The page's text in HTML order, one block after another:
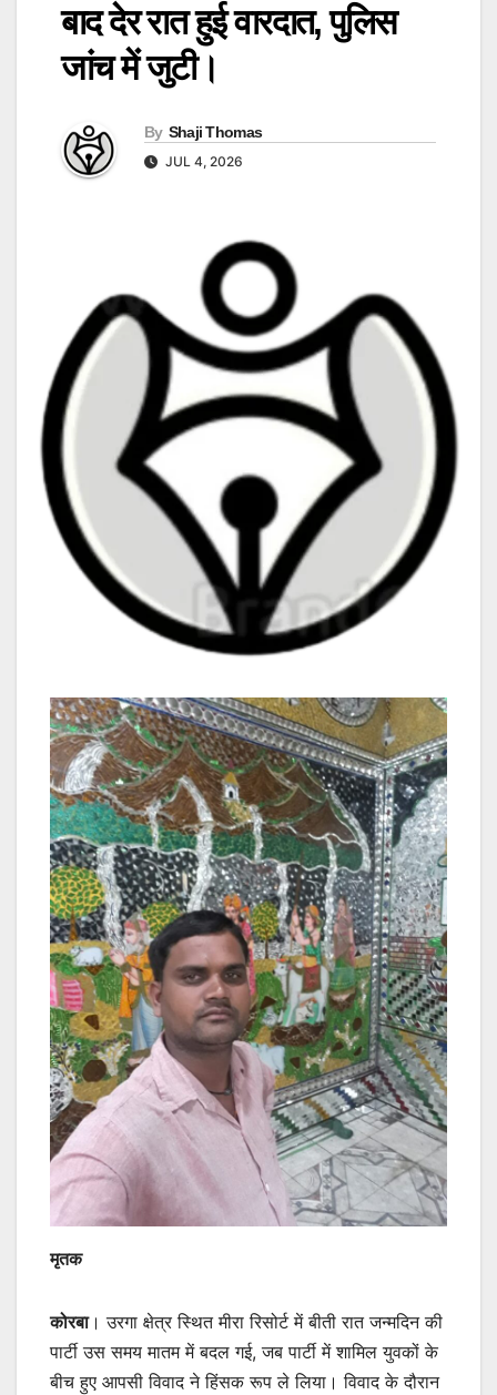
बाद देर रात हुई वारदात, पुलिस
जांच में जुटी।
By Shaji Thomas
JUL 4, 2026
मृतक
कोरबा। उरगा क्षेत्र स्थित मीरा रिसोर्ट में बीती रात जन्मदिन की
पार्टी उस समय मातम में बदल गई, जब पार्टी में शामिल युवकों के
बीच हुए आपसी विवाद ने हिंसक रूप ले लिया। विवाद के दौरान